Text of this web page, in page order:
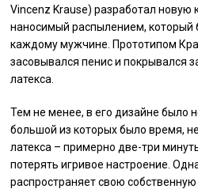
Vincenz Krause) разработал новую
наносимый распылением, который
каждому мужчине. Прототипом
засовывался пенис и покрывался
латекса.
Тем не менее, в его дизайне было
большой из которых было время,
латекса – примерно две-три
потерять игривое настроение.
распространяет свою